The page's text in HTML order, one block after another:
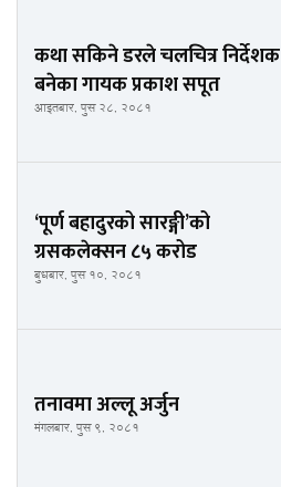
कथा सकिने डरले चलचित्र निर्देशक
बनेका गायक प्रकाश सपूत
आइतबार, पुस २८, २०८१
‘पूर्ण बहादुरको सारङ्गी’को
ग्रसकलेक्सन ८५ करोड
बुधबार, पुस १०, २०८१
तनावमा अल्लू अर्जुन
मंगलबार, पुस ९, २०८१